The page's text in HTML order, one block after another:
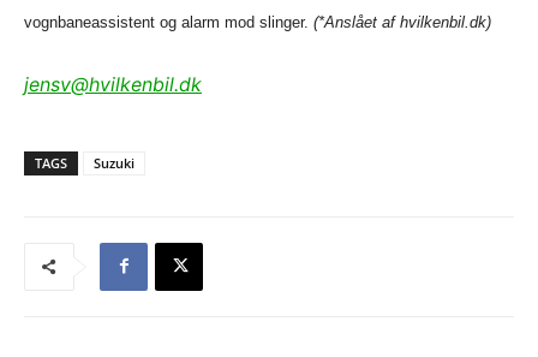
vognbaneassistent og alarm mod slinger. (*Anslået af hvilkenbil.dk)
jensv@hvilkenbil.dk
TAGS Suzuki